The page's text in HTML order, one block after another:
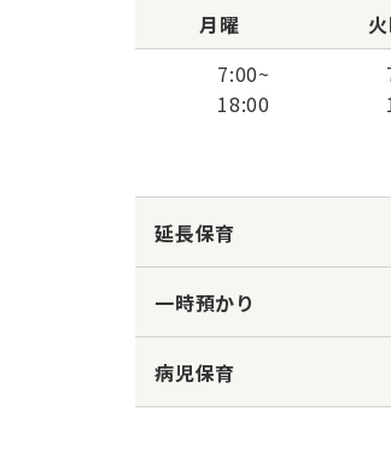
月曜
7:00~
18:00
延長保育
一時預かり
病児保育